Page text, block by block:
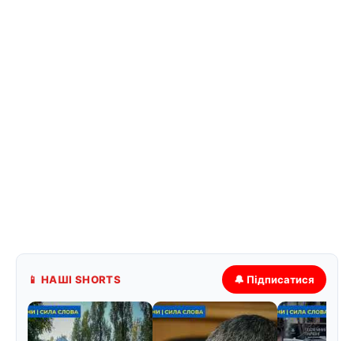
📱 НАШІ SHORTS 🔔 Підписатися